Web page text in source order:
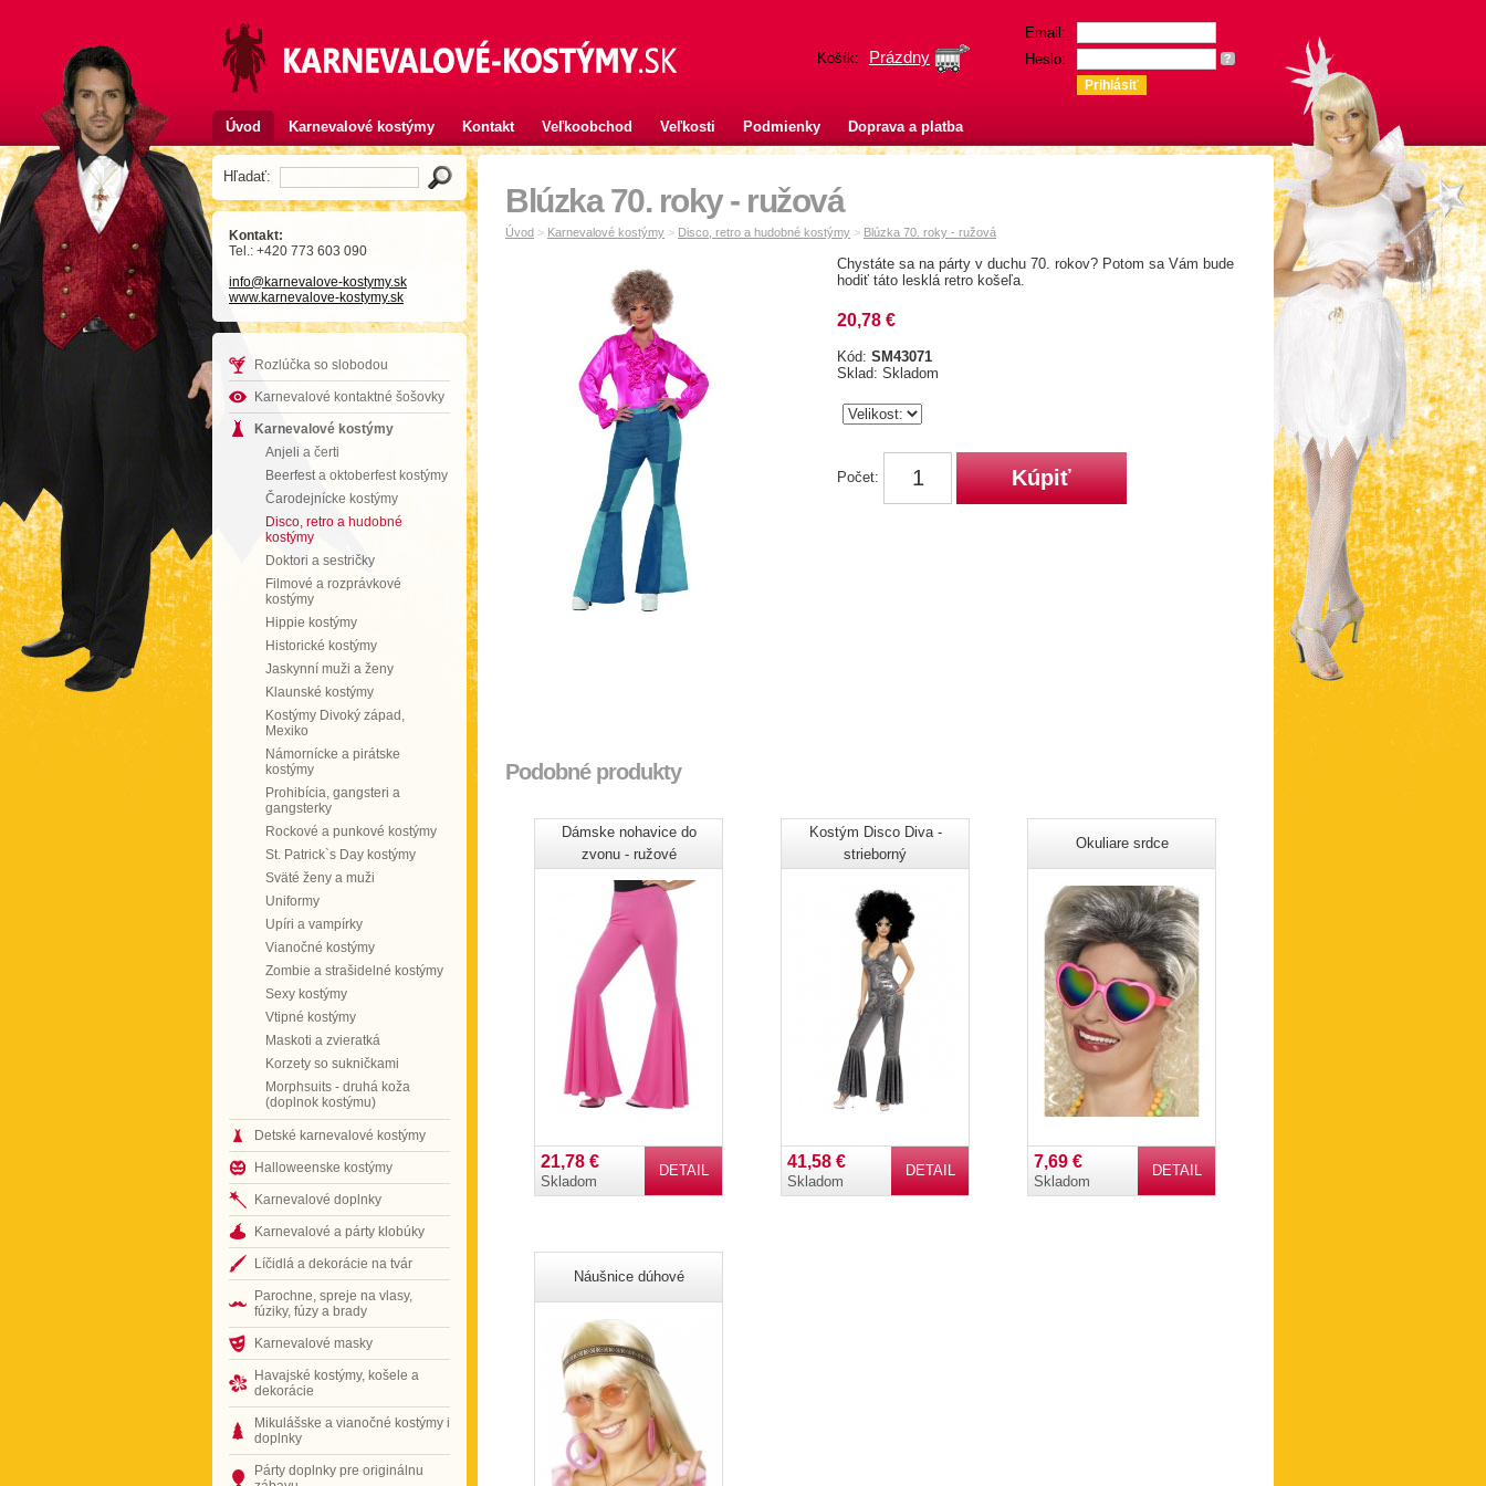
Email:
Heslo:
?
Košík: Prázdny
Úvod Karnevalové kostýmy Kontakt Veľkoobchod Veľkosti Podmienky Doprava a platba
Hľadať:
Kontakt:
Tel.: +420 773 603 090
info@karnevalove-kostymy.sk
www.karnevalove-kostymy.sk
Rozlúčka so slobodou
Karnevalové kontaktné šošovky
Karnevalové kostýmy
Anjeli a čerti
Beerfest a oktoberfest kostýmy
Čarodejnícke kostýmy
Disco, retro a hudobné
kostýmy
Doktori a sestričky
Filmové a rozprávkové
kostýmy
Hippie kostýmy
Historické kostýmy
Jaskynní muži a ženy
Klaunské kostýmy
Kostýmy Divoký západ,
Mexiko
Námornícke a pirátske
kostýmy
Prohibícia, gangsteri a
gangsterky
Rockové a punkové kostýmy
St. Patrick`s Day kostýmy
Sväté ženy a muži
Uniformy
Upíri a vampírky
Vianočné kostýmy
Zombie a strašidelné kostýmy
Sexy kostýmy
Vtipné kostýmy
Maskoti a zvieratká
Korzety so sukničkami
Morphsuits - druhá koža
(doplnok kostýmu)
Detské karnevalové kostýmy
Halloweenske kostýmy
Karnevalové doplnky
Karnevalové a párty klobúky
Líčidlá a dekorácie na tvár
Parochne, spreje na vlasy,
fúziky, fúzy a brady
Karnevalové masky
Havajské kostýmy, košele a
dekorácie
Mikulášske a vianočné kostýmy i
doplnky
Párty doplnky pre originálnu
Blúzka 70. roky - ružová
Úvod > Karnevalové kostýmy > Disco, retro a hudobné kostýmy > Blúzka 70. roky - ružová
Chystáte sa na párty v duchu 70. rokov? Potom sa Vám bude
hodiť táto lesklá retro košeľa.
20,78 €
Kód: SM43071
Sklad: Skladom
Počet:
Podobné produkty
Dámske nohavice do
zvonu - ružové
DETAIL
21,78 €
Skladom
Kostým Disco Diva -
strieborný
DETAIL
41,58 €
Skladom
Okuliare srdce
DETAIL
7,69 €
Skladom
Náušnice dúhové